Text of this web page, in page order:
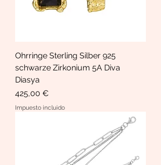
Ohrringe Sterling Silber 925
schwarze Zirkonium 5A Diva
Diasya
Precio
425,00 €
Impuesto incluido